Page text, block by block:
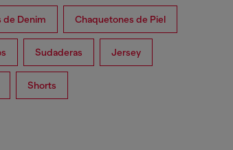
de Denim Chaquetones de Piel
Sudaderas Jersey
Shorts